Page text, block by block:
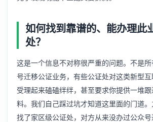
如何找到靠谱的、能办理此
处？
这是一个信息不对称很严重的问题。不是
号迁移公证业务，有些公证处对这类新型互
受理起来磕磕绊绊，甚至要求你提供一堆
料。我们自己踩过坑才知道这里面的门道
找了家区级公证处，对方从来没办过公众